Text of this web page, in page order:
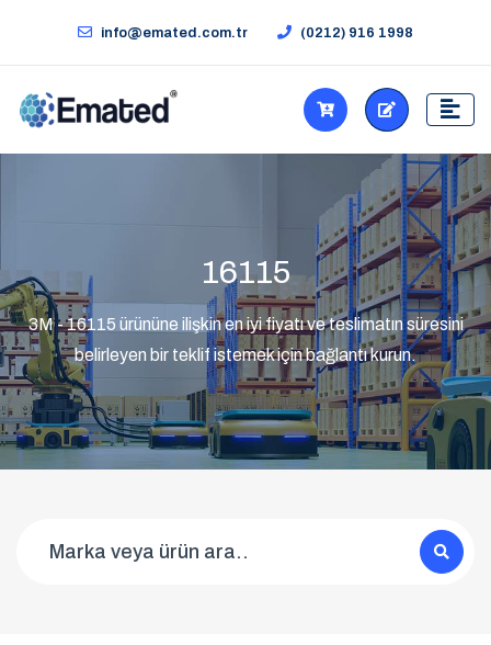
info@emated.com.tr (0212) 916 1998
16115
3M - 16115 ürününe ilişkin en iyi fiyatı ve teslimatın süresini
belirleyen bir teklif istemek için bağlantı kurun.